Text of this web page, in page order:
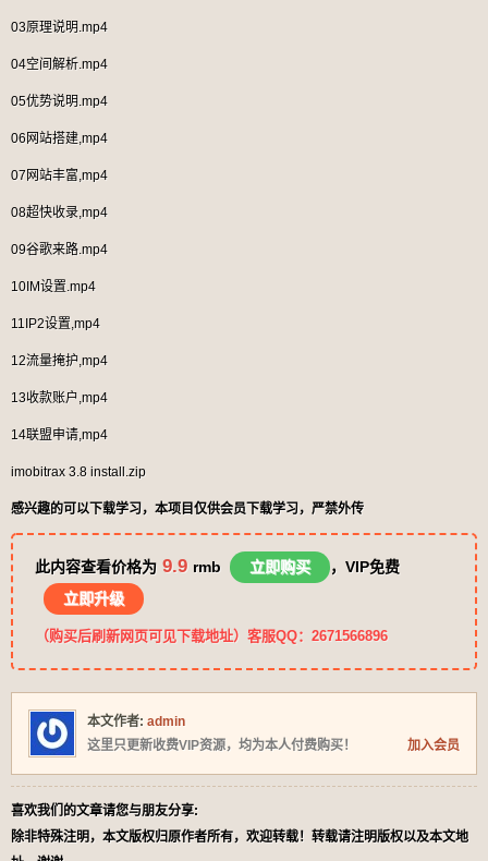
03原理说明.mp4
04空间解析.mp4
05优势说明.mp4
06网站搭建,mp4
07网站丰富,mp4
08超快收录,mp4
09谷歌来路.mp4
10IM设置.mp4
11IP2设置,mp4
12流量掩护,mp4
13收款账户,mp4
14联盟申请,mp4
imobitrax 3.8 install.zip
感兴趣的可以下载学习，本项目仅供会员下载学习，严禁外传
此内容查看价格为 9.9 rmb 立即购买
，VIP免费
立即升级
（购买后刷新网页可见下载地址）客服QQ：2671566896
本文作者: admin
这里只更新收费VIP资源，均为本人付费购买！
加入会员
喜欢我们的文章请您与朋友分享:
除非特殊注明，本文版权归原作者所有，欢迎转载！转载请注明版权以及本文地